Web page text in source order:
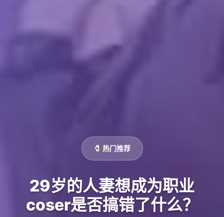
🧷 热门推荐
29岁的人妻想成为职业
coser是否搞错了什么？